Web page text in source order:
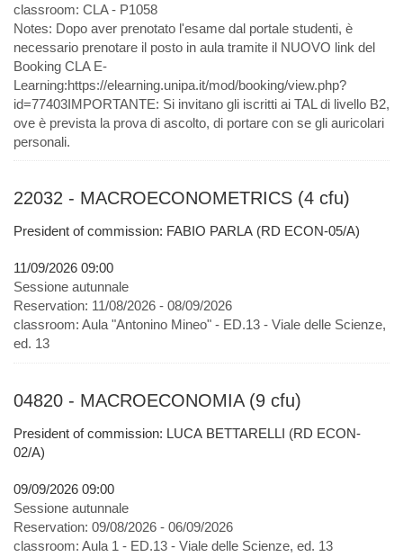
classroom: CLA - P1058
Notes: Dopo aver prenotato l'esame dal portale studenti, è
necessario prenotare il posto in aula tramite il NUOVO link del
Booking CLA E-
Learning:https://elearning.unipa.it/mod/booking/view.php?
id=77403IMPORTANTE: Si invitano gli iscritti ai TAL di livello B2,
ove è prevista la prova di ascolto, di portare con se gli auricolari
personali.
22032 - MACROECONOMETRICS (4 cfu)
President of commission: FABIO PARLA (RD ECON-05/A)
11/09/2026 09:00
Sessione autunnale
Reservation: 11/08/2026 - 08/09/2026
classroom: Aula "Antonino Mineo" - ED.13 - Viale delle Scienze,
ed. 13
04820 - MACROECONOMIA (9 cfu)
President of commission: LUCA BETTARELLI (RD ECON-
02/A)
09/09/2026 09:00
Sessione autunnale
Reservation: 09/08/2026 - 06/09/2026
classroom: Aula 1 - ED.13 - Viale delle Scienze, ed. 13